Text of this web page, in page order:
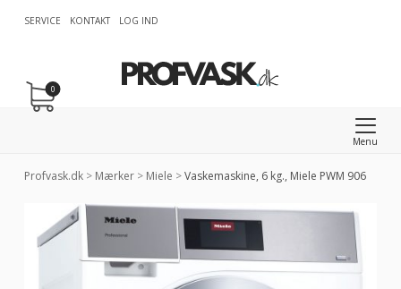
SERVICE KONTAKT LOG IND
Menu
0
Profvask.dk > Mærker > Miele >Vaskemaskine, 6 kg., Miele PWM 906